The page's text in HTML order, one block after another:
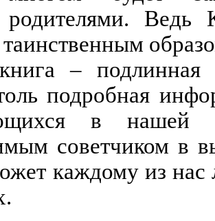
родителями. Ведь
таинственным
– подлинная
подробная
в нашей
советчиком в
каждому из нас